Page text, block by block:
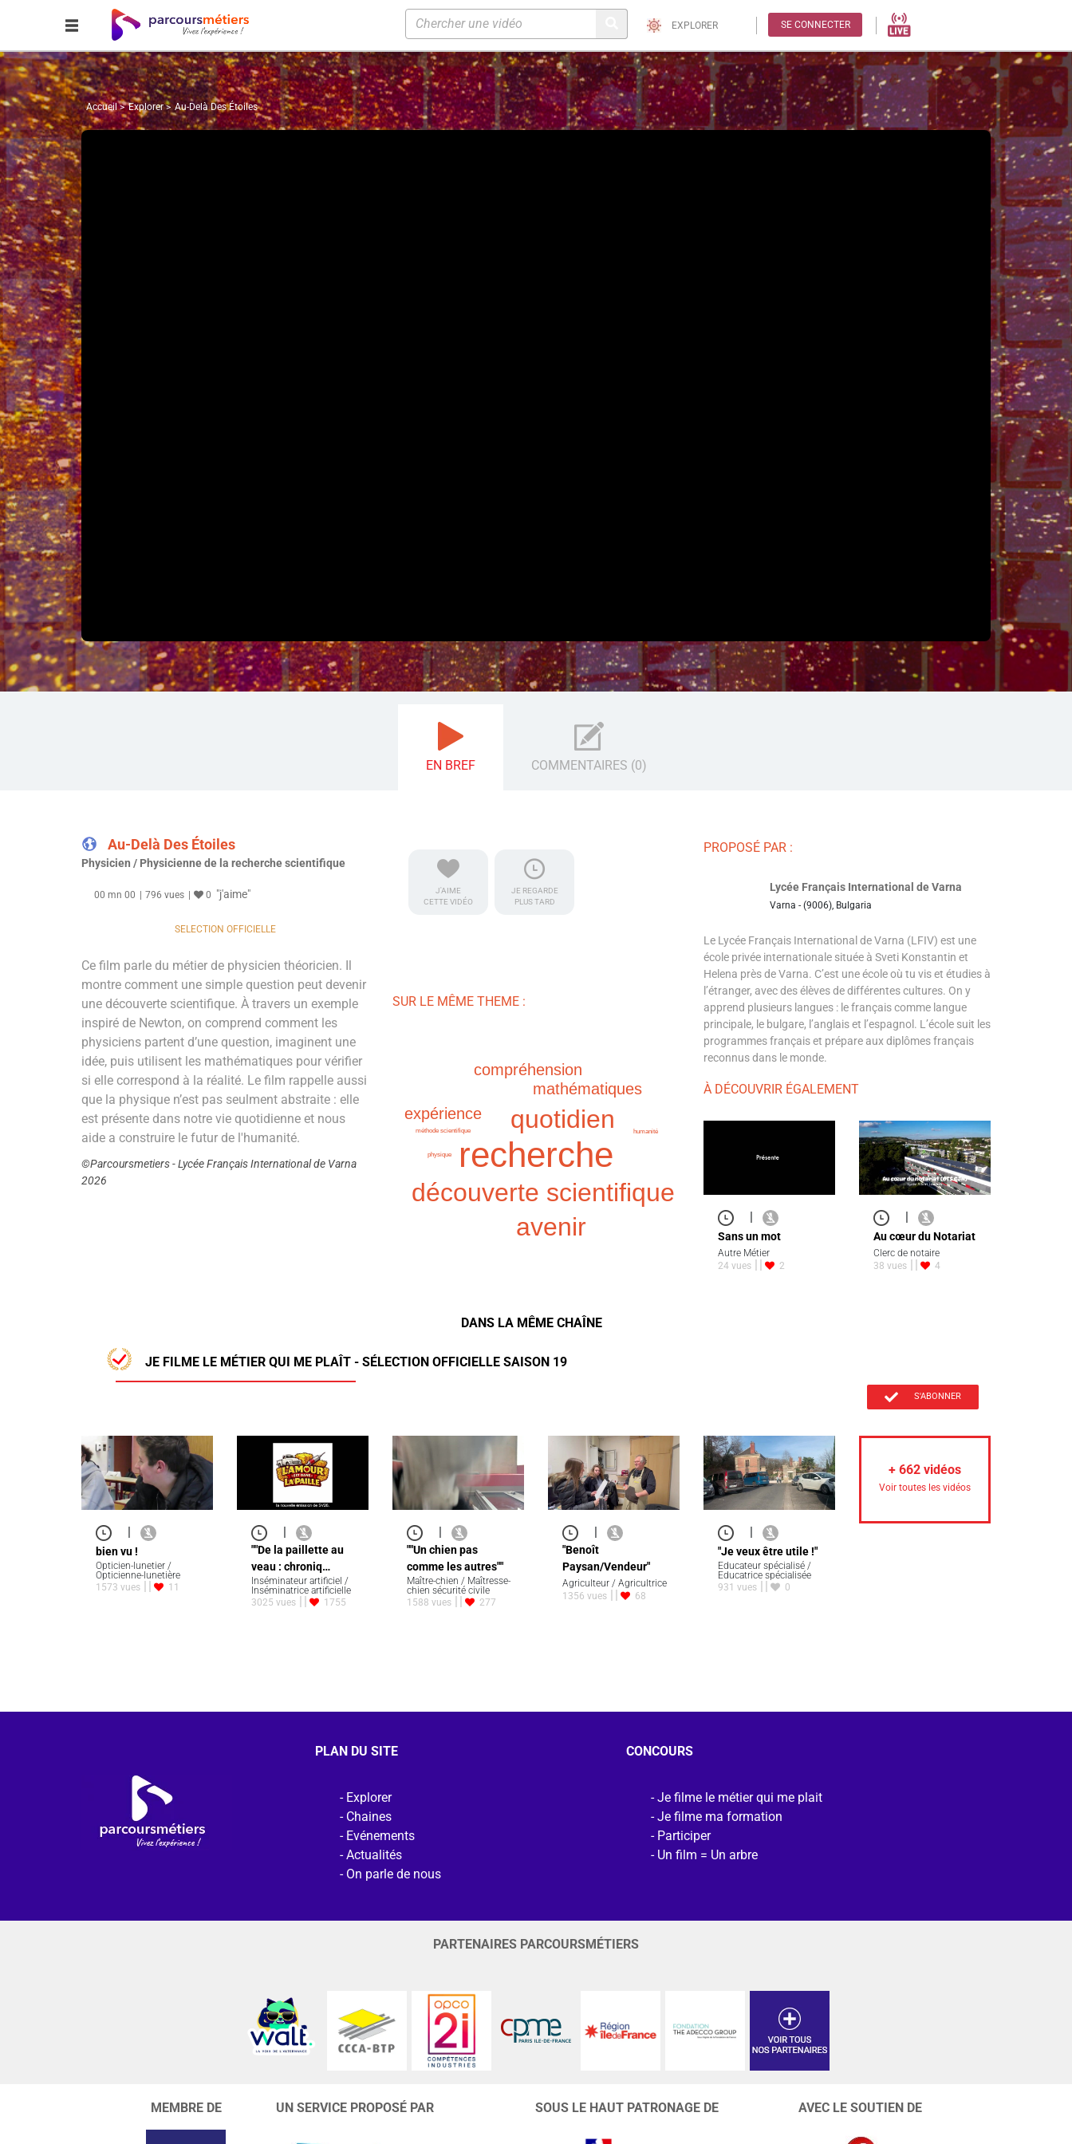
EXPLORER SE CONNECTER
Accueil Explorer Аu-Delà Des Étoiles
EN BREF COMMENTAIRES (0)
Аu-Delà Des Étoiles
Physicien / Physicienne de la recherche scientifique
00 mn 00 796 vues 0 "j'aime"
SELECTION OFFICIELLE
Ce film parle du métier de physicien théoricien. Il
montre comment une simple question peut devenir
une découverte scientifique. À travers un exemple
inspiré de Newton, on comprend comment les
physiciens partent d’une question, imaginent une
idée, puis utilisent les mathématiques pour vérifier
si elle correspond à la réalité. Le film rappelle aussi
que la physique n’est pas seulment abstraite : elle
est présente dans notre vie quotidienne et nous
aide a construire le futur de l'humanité.
©Parcoursmetiers - Lycée Français International de Varna
2026
J'AIME
CETTE VIDÉO
JE REGARDE
PLUS TARD
SUR LE MÊME THEME :
recherche
découverte scientifique
quotidien
avenir
mathématiques
expérience
compréhension
physique
méthode scientifique humanité
PROPOSÉ PAR :
Lycée Français International de Varna
Varna - (9006), Bulgaria
Le Lycée Français International de Varna (LFIV) est une
école privée internationale située à Sveti Konstantin et
Helena près de Varna. C’est une école où tu vis et étudies à
l’étranger, avec des élèves de différentes cultures. On y
apprend plusieurs langues : le français comme langue
principale, le bulgare, l’anglais et l’espagnol. L’école suit les
programmes français et prépare aux diplômes français
reconnus dans le monde.
À DÉCOUVRIR ÉGALEMENT
Sans un mot
Autre Métier
24 vues
2
Au cœur du Notariat
Clerc de notaire
38 vues
4
DANS LA MÊME CHAÎNE
JE FILME LE MÉTIER QUI ME PLAÎT - SÉLECTION OFFICIELLE SAISON 19
S'ABONNER
bien vu !
Opticien-lunetier /
Opticienne-lunetière
1573 vues
11
""De la paillette au
veau : chroniq…
Inséminateur artificiel /
Inséminatrice artificielle
3025 vues
1755
""Un chien pas
comme les autres""
Maître-chien / Maîtresse-
chien sécurité civile
1588 vues
277
"Benoît
Paysan/Vendeur"
Agriculteur / Agricultrice
1356 vues
68
"Je veux être utile !"
Educateur spécialisé /
Educatrice spécialisée
931 vues
0
+ 662 vidéos
Voir toutes les vidéos
PLAN DU SITE
Explorer
Chaines
Evénements
Actualités
On parle de nous
CONCOURS
Je filme le métier qui me plait
Je filme ma formation
Participer
Un film = Un arbre
PARTENAIRES PARCOURSMÉTIERS
MEMBRE DE UN SERVICE PROPOSÉ PAR SOUS LE HAUT PATRONAGE DE AVEC LE SOUTIEN DE